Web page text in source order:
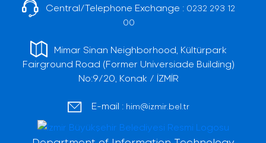
Central/Telephone Exchange : 0232 293 12
00
Mimar Sinan Neighborhood, Kültürpark
Fairground Road (Former Universiade Building)
No:9/20, Konak / İZMİR
E-mail : him@izmir.bel.tr